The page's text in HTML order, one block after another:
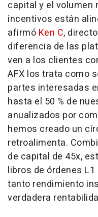
capital y el volumen
incentivos están
afirmó Ken C,
diferencia de las
ven a los clientes
AFX los trata como
partes interesadas
hasta el 50 % de
anualizados por
hemos creado un
retroalimenta.
de capital de 45x,
libros de órdenes
tanto rendimiento
verdadera